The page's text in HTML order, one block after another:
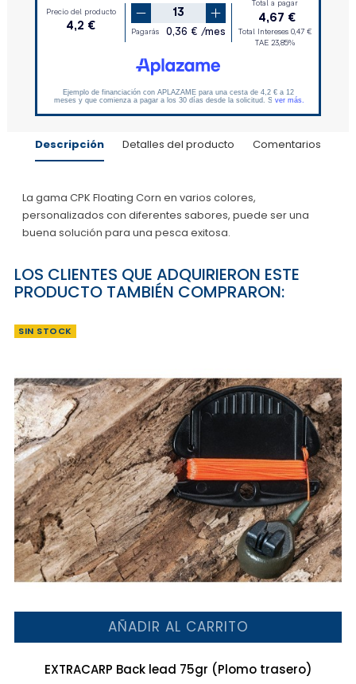
Descripción Detalles del producto Comentarios
La gama CPK Floating Corn en varios colores,
personalizados con diferentes sabores, puede ser una
buena solución para una pesca exitosa.
LOS CLIENTES QUE ADQUIRIERON ESTE
PRODUCTO TAMBIÉN COMPRARON:
SIN STOCK
AÑADIR AL CARRITO
EXTRACARP Back lead 75gr (Plomo trasero)